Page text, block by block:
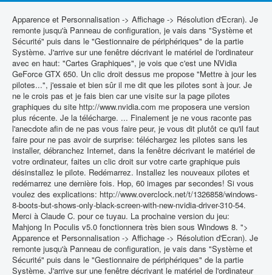
Apparence et Personnalisation -> Affichage -> Résolution d'Ecran). Je
remonte jusqu'à Panneau de configuration, je vais dans "Système et
Sécurité" puis dans le "Gestionnaire de périphériques" de la partie
Système. J'arrive sur une fenêtre décrivant le matériel de l'ordinateur
avec en haut: "Cartes Graphiques", je vois que c'est une NVidia
GeForce GTX 650. Un clic droit dessus me propose "Mettre à jour les
pilotes...", j'essaie et bien sûr il me dit que les pilotes sont à jour. Je
ne le crois pas et je fais bien car une visite sur la page pilotes
graphiques du site http://www.nvidia.com me proposera une version
plus récente. Je la télécharge. ... Finalement je ne vous raconte pas
l'anecdote afin de ne pas vous faire peur, je vous dit plutôt ce qu'il faut
faire pour ne pas avoir de surprise: téléchargez les pilotes sans les
installer, débranchez Internet, dans la fenêtre décrivant le matériel de
votre ordinateur, faites un clic droit sur votre carte graphique puis
désinstallez le pilote. Redémarrez. Installez les nouveaux pilotes et
redémarrez une dernière fois. Hop, 60 images par secondes! Si vous
voulez des explications: http://www.overclock.net/t/1326858/windows-
8-boots-but-shows-only-black-screen-with-new-nvidia-driver-310-54.
Merci à Claude C. pour ce tuyau. La prochaine version du jeu:
Mahjong In Poculis v5.0 fonctionnera très bien sous Windows 8. ">
Apparence et Personnalisation -> Affichage -> Résolution d'Ecran). Je
remonte jusqu'à Panneau de configuration, je vais dans "Système et
Sécurité" puis dans le "Gestionnaire de périphériques" de la partie
Système. J'arrive sur une fenêtre décrivant le matériel de l'ordinateur